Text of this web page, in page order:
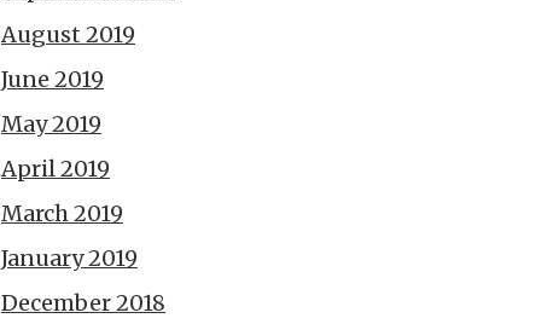
August 2019
June 2019
May 2019
April 2019
March 2019
January 2019
December 2018